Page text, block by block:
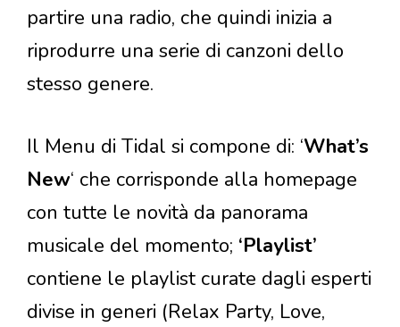
partire una radio, che quindi inizia a
riprodurre una serie di canzoni dello
stesso genere.
Il Menu di Tidal si compone di: ‘What’s
New‘ che corrisponde alla homepage
con tutte le novità da panorama
musicale del momento; ‘Playlist’
contiene le playlist curate dagli esperti
divise in generi (Relax Party, Love,